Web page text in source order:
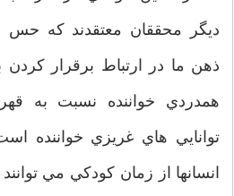
ديگر محققان معتقدند که حس
ذهن ما در ارتباط برقرار
همدردي خواننده نسبت به
توانايي هاي غريزي خواننده
انسانها از زمان کودکي مي